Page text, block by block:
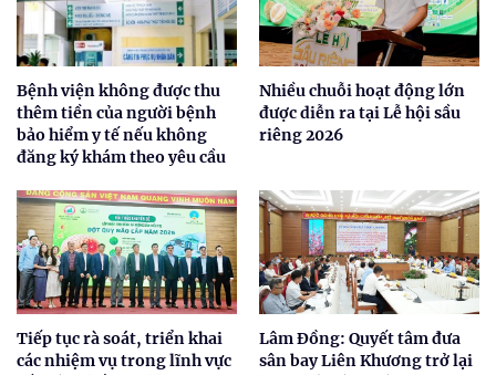
Bệnh viện không được thu
thêm tiền của người bệnh
bảo hiểm y tế nếu không
đăng ký khám theo yêu cầu
Nhiều chuỗi hoạt động lớn
được diễn ra tại Lễ hội sầu
riêng 2026
Tiếp tục rà soát, triển khai
các nhiệm vụ trong lĩnh vực
Lâm Đồng: Quyết tâm đưa
sân bay Liên Khương trở lại